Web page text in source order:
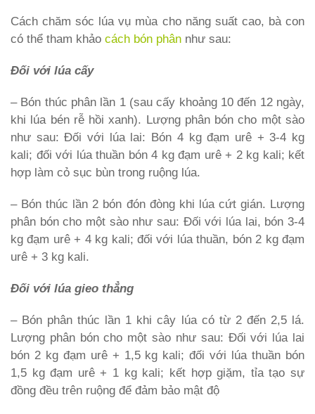
Cách chăm sóc lúa vụ mùa cho năng suất cao, bà con
có thể tham khảo cách bón phân như sau:
Đối với lúa cấy
– Bón thúc phân lần 1 (sau cấy khoảng 10 đến 12 ngày,
khi lúa bén rễ hồi xanh). Lượng phân bón cho một sào
như sau: Đối với lúa lai: Bón 4 kg đạm urê + 3-4 kg
kali; đối với lúa thuần bón 4 kg đạm urê + 2 kg kali; kết
hợp làm cỏ sục bùn trong ruộng lúa.
– Bón thúc lần 2 bón đón đòng khi lúa cứt gián. Lượng
phân bón cho một sào như sau: Đối với lúa lai, bón 3-4
kg đạm urê + 4 kg kali; đối với lúa thuần, bón 2 kg đạm
urê + 3 kg kali.
Đối với lúa gieo thẳng
– Bón phân thúc lần 1 khi cây lúa có từ 2 đến 2,5 lá.
Lượng phân bón cho một sào như sau: Đối với lúa lai
bón 2 kg đạm urê + 1,5 kg kali; đối với lúa thuần bón
1,5 kg đạm urê + 1 kg kali; kết hợp giặm, tỉa tạo sự
đồng đều trên ruộng để đảm bảo mật độ